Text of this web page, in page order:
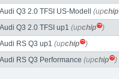
Q3 2.0 TFSI US-Modell (upchip
Q3 2.0 TFSI up1 (upchip
)
RS Q3 up1 (upchip
)
RS Q3 Performance (upchip )